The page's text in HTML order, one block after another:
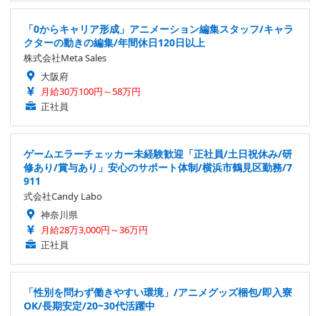
「0からキャリア形成」アニメーション編集スタッフ/キャラ
クターの動きの編集/年間休日120日以上
株式会社Meta Sales
大阪府
月給30万100円～58万円
正社員
ゲームエラーチェッカー未経験歓迎「正社員/土日祝休み/研
修あり/賞与あり」安心のサポート体制/横浜市鶴見区勤務/7
911
式会社Candy Labo
神奈川県
月給28万3,000円～36万円
正社員
「性別を問わず働きやすい環境」/アニメグッズ梱包/即入寮
OK/長期安定/20~30代活躍中